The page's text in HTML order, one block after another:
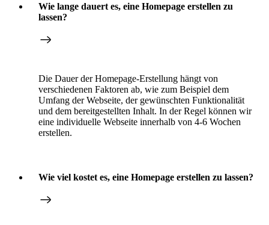
Wie lange dauert es, eine Homepage erstellen zu
lassen?
Die Dauer der Homepage-Erstellung hängt von
verschiedenen Faktoren ab, wie zum Beispiel dem
Umfang der Webseite, der gewünschten Funktionalität
und dem bereitgestellten Inhalt. In der Regel können wir
eine individuelle Webseite innerhalb von 4-6 Wochen
erstellen.
Wie viel kostet es, eine Homepage erstellen zu lassen?